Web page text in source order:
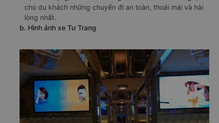
cho du khách những chuyến đi an toàn, thoái mái và hài
lòng nhất.
b. Hình ảnh xe Tư Trang